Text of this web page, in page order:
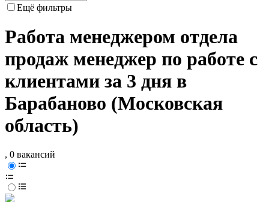
Ещё фильтры
Работа менеджером отдела
продаж менеджер по работе с
клиентами за 3 дня в
Барабаново (Московская
область)
, 0 вакансий